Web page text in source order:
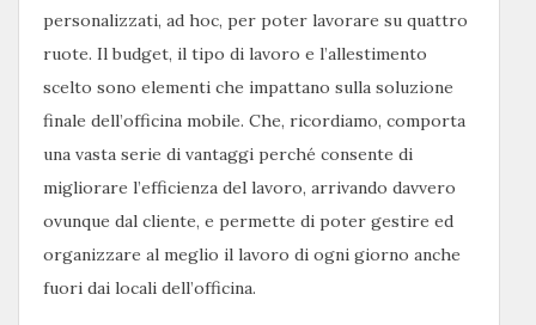
personalizzati, ad hoc, per poter lavorare su quattro
ruote. Il budget, il tipo di lavoro e l’allestimento
scelto sono elementi che impattano sulla soluzione
finale dell’officina mobile. Che, ricordiamo, comporta
una vasta serie di vantaggi perché consente di
migliorare l’efficienza del lavoro, arrivando davvero
ovunque dal cliente, e permette di poter gestire ed
organizzare al meglio il lavoro di ogni giorno anche
fuori dai locali dell’officina.